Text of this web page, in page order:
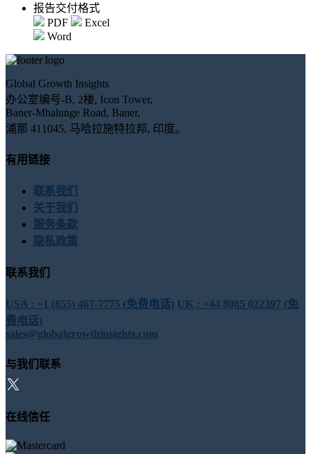
报告交付格式
PDF
Excel
Word
Global Growth Insights
办公室编号-B, 2楼, Icon Tower,
Baner-Mhalunge Road, Baner,
浦那 411045, 马哈拉施特拉邦, 印度。
有用链接
联系我们
关于我们
服务条款
隐私政策
联系我们
USA : +1 (855) 467-7775 (免费电话) UK : +44 8085 022397 (免
费电话)
sales@globalgrowthinsights.com
与我们联系
在线信任